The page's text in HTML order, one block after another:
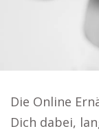
Die Online
Dich dabei,